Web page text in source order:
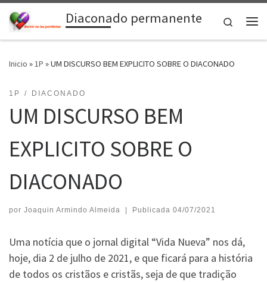
Saltar al contenidoDiaconado permanente
Search
Inicio »1P »UM DISCURSO BEM EXPLICITO SOBRE O DIACONADO
1P DIACONADO
UM DISCURSO BEM
EXPLICITO SOBRE O
DIACONADO
por Joaquin Armindo Almeida | Publicada 04/07/2021
Uma notícia que o jornal digital “Vida Nueva” nos dá,
hoje, dia 2 de julho de 2021, e que ficará para a história
de todos os cristãos e cristãs, seja de que tradição